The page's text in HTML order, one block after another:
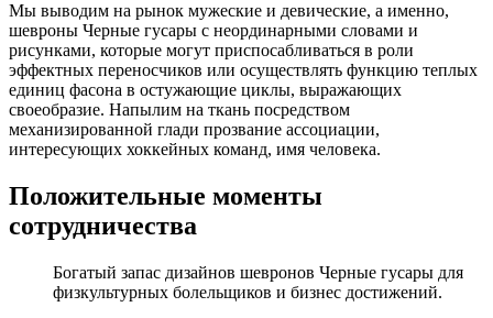
Мы выводим на рынок мужеские и девические, а именно,
шевроны Черные гусары с неординарными словами и
рисунками, которые могут приспосабливаться в роли
эффектных переносчиков или осуществлять функцию теплых
единиц фасона в остужающие циклы, выражающих
своеобразие. Напылим на ткань посредством
механизированной глади прозвание ассоциации,
интересующих хоккейных команд, имя человека.
Положительные моменты
сотрудничества
Богатый запас дизайнов шевронов Черные гусары для
физкультурных болельщиков и бизнес достижений.